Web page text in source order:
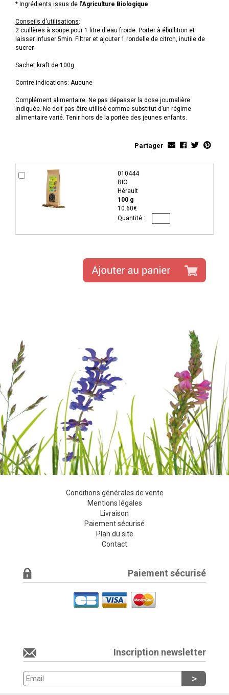
* Ingrédients issus de l'Agriculture Biologique
Conseils d'utilisations:
2 cuillères à soupe pour 1 litre d'eau froide. Porter à ébullition et
laisser infuser 5min. Filtrer et ajouter 1 rondelle de citron, inutile de
sucrer.
Sachet kraft de 100g.
Contre indications: Aucune
Complément alimentaire. Ne pas dépasser la dose journalière
indiquée. Ne doit pas être utilisé comme substitut d’un régime
alimentaire varié. Tenir hors de la portée des jeunes enfants.
Partager
010444
BIO
Hérault
100 g
10.60€
Conditions générales de vente
Mentions légales
Livraison
Paiement sécurisé
Plan du site
Contact
Paiement sécurisé
Inscription newsletter